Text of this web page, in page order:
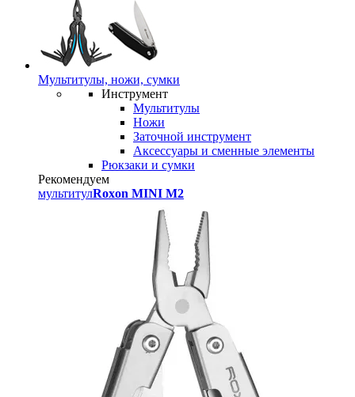
Мультитулы, ножи, сумки
Инструмент
Мультитулы
Ножи
Заточной инструмент
Аксессуары и сменные элементы
Рюкзаки и сумки
Рекомендуем
мультитулRoxon MINI M2